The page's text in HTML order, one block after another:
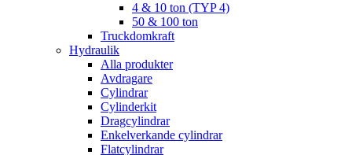
4 & 10 ton (TYP 4)
50 & 100 ton
Truckdomkraft
Hydraulik
Alla produkter
Avdragare
Cylindrar
Cylinderkit
Dragcylindrar
Enkelverkande cylindrar
Flatcylindrar